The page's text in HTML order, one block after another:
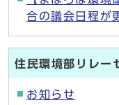
合の議会日程が
住民環境部リレー
お知らせ